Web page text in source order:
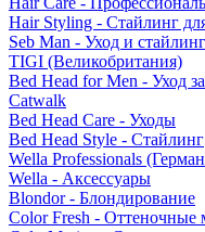
Hair Styling - Стайлинг
Seb Man - Уход и
TIGI (Великобритания)
Bed Head for Men - Уход
Catwalk
Bed Head Care - Уходы
Bed Head Style - Стайлинг
Wella Professionals
Wella - Аксессуары
Blondor - Блондирование
Color Fresh - Оттеночные